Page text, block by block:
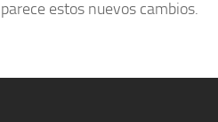
estos nuevos cambios.